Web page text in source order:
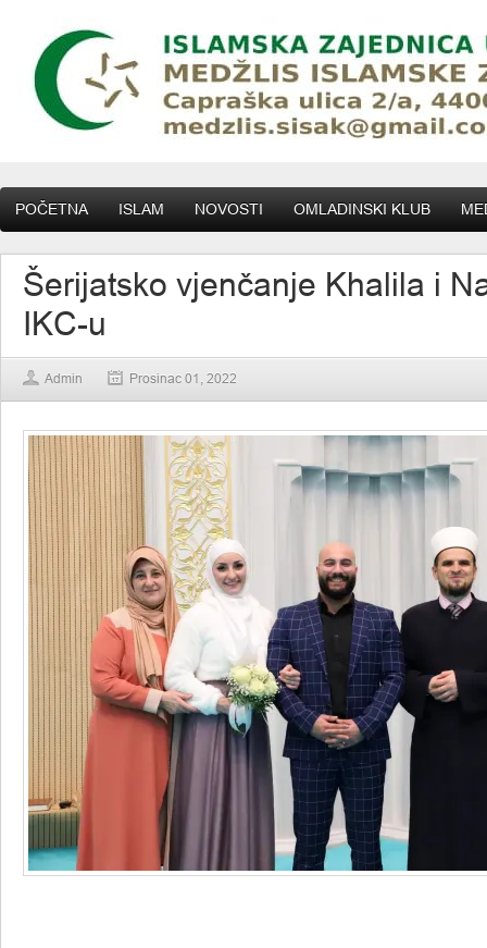
POČETNA ISLAM NOVOSTI OMLADINSKI KLUB
Šerijatsko vjenčanje Khalila i
IKC-u
Admin Prosinac 01, 2022